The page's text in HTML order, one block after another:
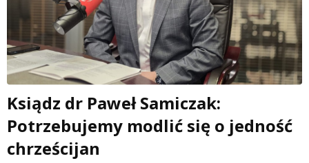
Ksiądz dr Paweł Samiczak:
Potrzebujemy modlić się o jedność
chrześcijan